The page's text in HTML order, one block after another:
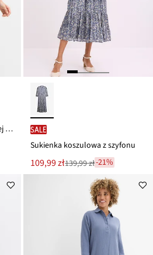
Sukienka szmizjerka z miękkiej wiskozy SALE
Sukienka koszulowa z szyfonu
Nowa
cena
109,99 zł
Przeceniono139,99 zł-21%